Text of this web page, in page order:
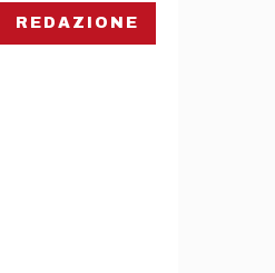
REDAZIONE